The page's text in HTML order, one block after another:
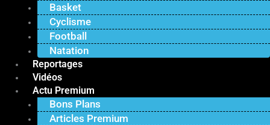
Basket
Cyclisme
Football
Natation
Reportages
Vidéos
Actu Premium
Bons Plans
Articles Premium